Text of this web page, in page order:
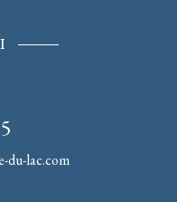
du-lac.com